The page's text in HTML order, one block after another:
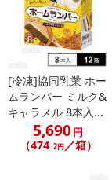
[冷凍]協同乳業 ホー
ムランバー ミルク&
キャラメル 8本入...
5,690円
（474 .2円／箱）